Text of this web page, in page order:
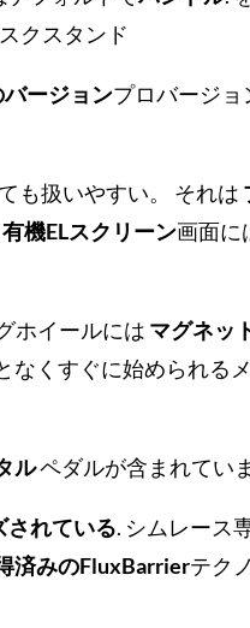
クスタンド
バージョンプロバージョ
も扱いやすい。 それは
有機ELスクリーン画面に
ホイールには マグネッ
くすぐに始められる
ルペダルが含まれてい
されている. シムレース
済みのFluxBarrierテク